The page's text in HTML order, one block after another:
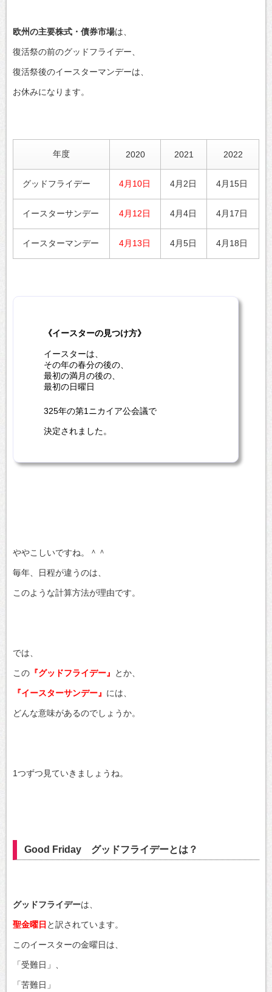
欧州の主要株式・債券市場は、
復活祭の前のグッドフライデー、
復活祭後のイースターマンデーは、
お休みになります。
年度 2020 2021 2022
グッドフライデー 4月10日 4月2日 4月15日
イースターサンデー 4月12日 4月4日 4月17日
イースターマンデー 4月13日 4月5日 4月18日
《イースターの見つけ方》
イースターは、
その年の春分の後の、
最初の満月の後の、
最初の日曜日
325年の第1ニカイア公会議で
決定されました。
ややこしいですね。＾＾
毎年、日程が違うのは、
このような計算方法が理由です。
では、
この 『グッドフライデー』 とか、
『イースターサンデー』 には、
どんな意味があるのでしょうか。
1つずつ見ていきましょうね。
Good Friday グッドフライデーとは？
グッドフライデーは、
聖金曜日 と訳されています。
このイースターの金曜日は、
「受難日」、
「苦難日」